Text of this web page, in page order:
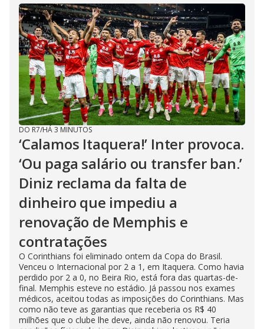
DO R7/HÁ 3 MINUTOS
‘Calamos Itaquera!’ Inter provoca.
‘Ou paga salário ou transfer ban.’
Diniz reclama da falta de
dinheiro que impediu a
renovação de Memphis e
contratações
O Corinthians foi eliminado ontem da Copa do Brasil.
Venceu o Internacional por 2 a 1, em Itaquera. Como havia
perdido por 2 a 0, no Beira Rio, está fora das quartas-de-
final. Memphis esteve no estádio. Já passou nos exames
médicos, aceitou todas as imposições do Corinthians. Mas
como não teve as garantias que receberia os R$ 40
milhões que o clube lhe deve, ainda não renovou. Teria